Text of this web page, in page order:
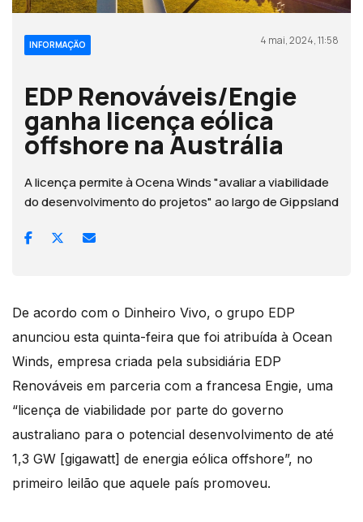
INFORMAÇÃO 4 mai, 2024, 11:58
EDP Renováveis/Engie
ganha licença eólica
offshore na Austrália
A licença permite à Ocena Winds "avaliar a viabilidade
do desenvolvimento do projetos" ao largo de Gippsland
De acordo com o Dinheiro Vivo, o grupo EDP
anunciou esta quinta-feira que foi atribuída à Ocean
Winds, empresa criada pela subsidiária EDP
Renováveis em parceria com a francesa Engie, uma
“licença de viabilidade por parte do governo
australiano para o potencial desenvolvimento de até
1,3 GW [gigawatt] de energia eólica offshore”, no
primeiro leilão que aquele país promoveu.